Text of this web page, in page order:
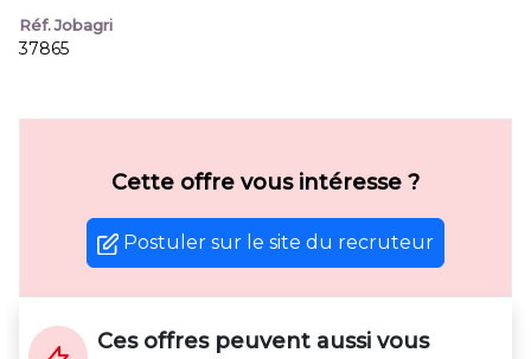
Réf. Jobagri
37865
Cette offre vous intéresse ?
Postuler sur le site du recruteur
Ces offres peuvent aussi vous